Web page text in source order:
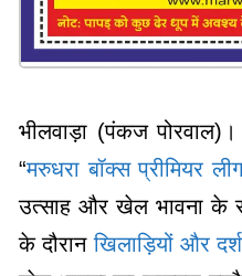
भीलवाड़ा (पंकज पोरवाल)।
“मरुधरा बॉक्स प्रीमियर
उत्साह और खेल भावना के
के दौरानखिलाड़ियों और